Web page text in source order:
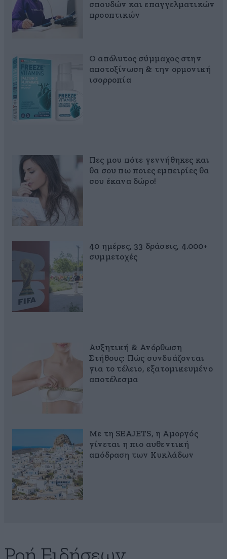
σπουδών και επαγγελματικών
προοπτικών
Ο απόλυτος σύμμαχος στην
αποτοξίνωση & την ορμονική
ισορροπία
Πες μου πότε γεννήθηκες και
θα σου πω ποιες εμπειρίες θα
σου έκανα δώρο!
40 ημέρες, 33 δράσεις, 4.000+
συμμετοχές
Αυξητική & Ανόρθωση
Στήθους: Πώς συνδυάζονται
για το τέλειο, εξατομικευμένο
αποτέλεσμα
Με τη SEAJETS, η Αμοργός
γίνεται η πιο αυθεντική
απόδραση των Κυκλάδων